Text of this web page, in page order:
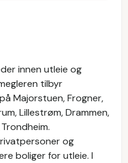
innen utleie og
tilbyr
Majorstuen, Frogner,
Lillestrøm, Drammen,
og
boliger for utleie. I